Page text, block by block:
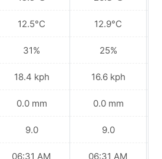
12.5°C
31%
18.4 kph
0.0 mm
9.0
06:31 AM
12.9°C
25%
16.6 kph
0.0 mm
9.0
06:31 AM